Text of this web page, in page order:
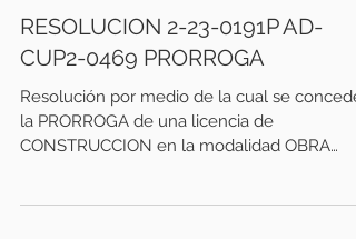
RESOLUCION 2-23-0191P AD-
CUP2-0469 PRORROGA
Resolución por medio de la cual se concede
la PRORROGA de una licencia de
CONSTRUCCION en la modalidad OBRA